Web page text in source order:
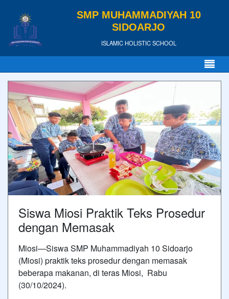
SMP MUHAMMADIYAH 10
SIDOARJO
ISLAMIC HOLISTIC SCHOOL
Siswa Miosi Praktik Teks Prosedur
dengan Memasak
Miosi—Siswa SMP Muhammadiyah 10 Sidoarjo
(Miosi) praktik teks prosedur dengan memasak
beberapa makanan, di teras Miosi, Rabu
(30/10/2024).